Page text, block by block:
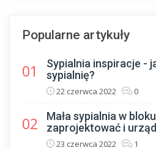
Popularne artykuły
01
Sypialnia inspiracje -
sypialnię?
22 czerwca 2022 0
02
Mała sypialnia w
zaprojektować i
23 czerwca 2022 1